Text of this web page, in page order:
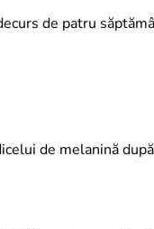
de patru
de melanină